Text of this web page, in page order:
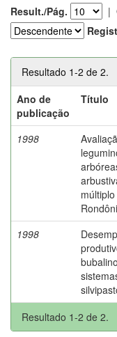
Result./Pág. |
Resultado 1-2 de 2.
Ano de
publicação
Título
1998
1998
Resultado 1-2 de 2.